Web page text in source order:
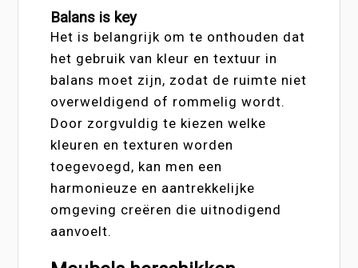
Balans is key
Het is belangrijk om te onthouden dat
het gebruik van kleur en textuur in
balans moet zijn, zodat de ruimte niet
overweldigend of rommelig wordt.
Door zorgvuldig te kiezen welke
kleuren en texturen worden
toegevoegd, kan men een
harmonieuze en aantrekkelijke
omgeving creëren die uitnodigend
aanvoelt.